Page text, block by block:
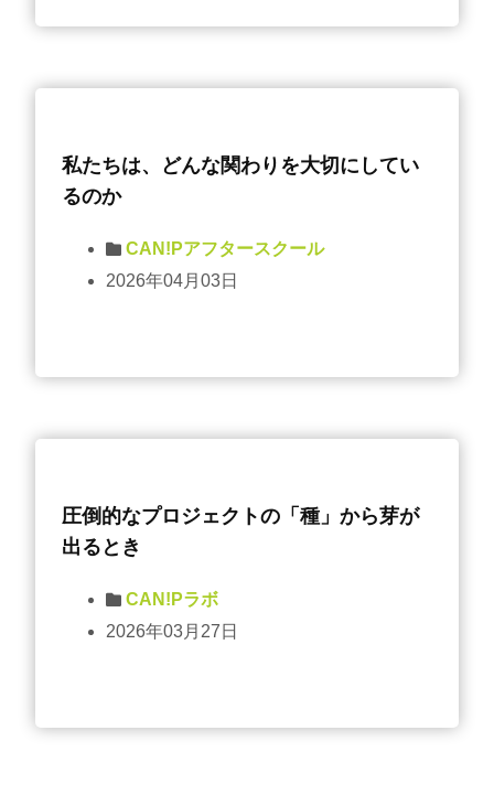
私たちは、どんな関わりを大切にしてい
るのか
CAN!Pアフタースクール
2026年04月03日
圧倒的なプロジェクトの「種」から芽が
出るとき
CAN!Pラボ
2026年03月27日